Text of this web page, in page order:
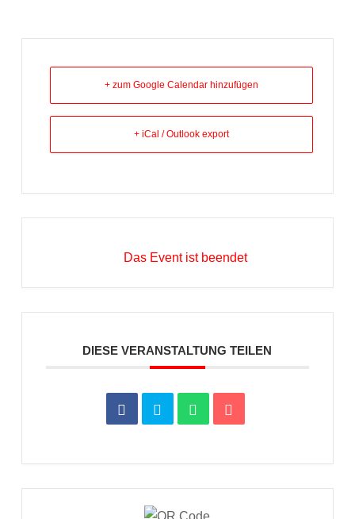
+ zum Google Calendar hinzufügen
+ iCal / Outlook export
Das Event ist beendet
DIESE VERANSTALTUNG TEILEN